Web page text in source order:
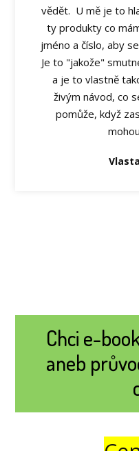
vědět. U mě je to
ty produkty co
jméno a číslo, aby
Je to "jakože"
a je to vlastně
živým návod, co
pomůže, když
Chci e-
aneb